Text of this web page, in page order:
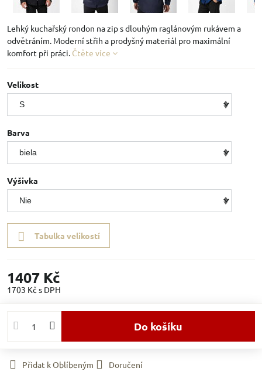
Lehký kuchařský rondon na zip s dlouhým raglánovým rukávem a
odvětráním. Moderní střih a prodyšný materiál pro maximální
komfort při práci. Čtěte více
Velikost
Barva
Výšivka
Tabulka velikostí
1407 Kč
1703 Kč s DPH
Do košíku
Přidat k Oblíbeným
Doručení